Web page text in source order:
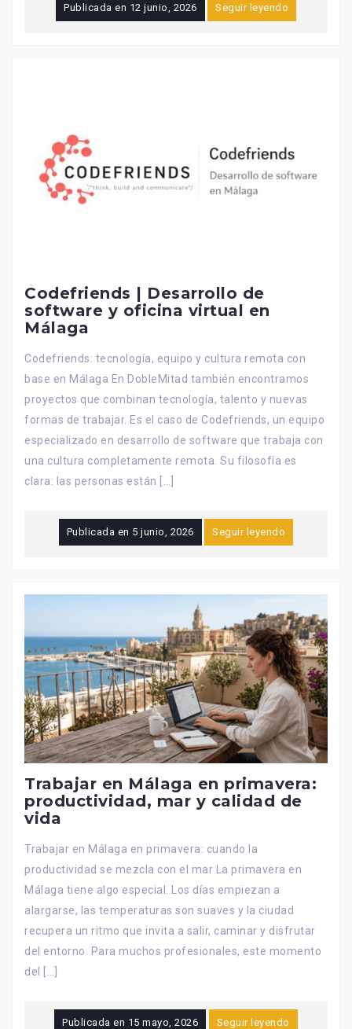
Publicada en 12 junio, 2026 Seguir leyendo
Codefriends | Desarrollo de
software y oficina virtual en
Málaga
Codefriends: tecnología, equipo y cultura remota con
base en Málaga En DobleMitad también encontramos
proyectos que combinan tecnología, talento y nuevas
formas de trabajar. Es el caso de Codefriends, un equipo
especializado en desarrollo de software que trabaja con
una cultura completamente remota. Su filosofía es
clara: las personas están […]
Publicada en 5 junio, 2026 Seguir leyendo
Trabajar en Málaga en primavera:
productividad, mar y calidad de
vida
Trabajar en Málaga en primavera: cuando la
productividad se mezcla con el mar La primavera en
Málaga tiene algo especial. Los días empiezan a
alargarse, las temperaturas son suaves y la ciudad
recupera un ritmo que invita a salir, caminar y disfrutar
del entorno. Para muchos profesionales, este momento
del […]
Publicada en 15 mayo, 2026 Seguir leyendo